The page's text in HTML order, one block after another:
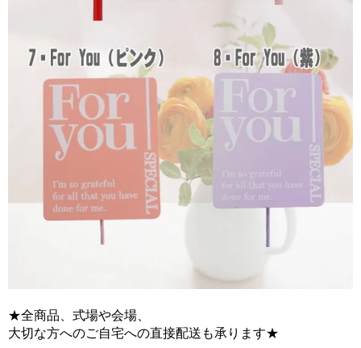
★全商品、式場や会場、
大切な方へのご自宅への直接配送も承ります★